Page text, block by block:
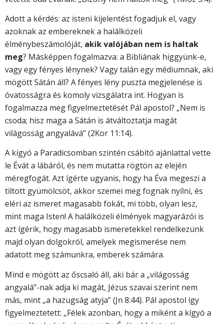
Adott a kérdés: az isteni kijelentést fogadjuk el, vagy
azoknak az embereknek a halálközeli
élménybeszámolóját, akik valójában nem is haltak
meg? Másképpen fogalmazva: a Bibliának higgyünk-e,
vagy egy fényes lénynek? Vagy talán egy médiumnak, aki
mögött Sátán áll? A fényes lény puszta megjelenése is
óvatosságra és komoly vizsgálatra int. Hogyan is
fogalmazza meg figyelmeztetését Pál apostol? „Nem is
csoda; hisz maga a Sátán is átváltoztatja magát
világosság angyalává” (2Kor 11:14).
A kígyó a Paradicsomban szintén csábító ajánlattal vette
le Évát a lábáról, és nem mutatta rögtön az elején
méregfogát. Azt ígérte ugyanis, hogy ha Éva megeszi a
tiltott gyümölcsöt, akkor szemei meg fognak nyílni, és
eléri az ismeret magasabb fokát, mi több, olyan lesz,
mint maga Isten! A halálközeli élmények magyarázói is
azt ígérik, hogy magasabb ismeretekkel rendelkezünk
majd olyan dolgokról, amelyek megismerése nem
adatott meg számunkra, emberek számára.
Mind e mögött az őscsaló áll, aki bár a „világosság
angyalá”-nak adja ki magát, Jézus szavai szerint nem
más, mint „a hazugság atyja” (Jn 8:44). Pál apostol így
figyelmeztetett: „Félek azonban, hogy a miként a kígyó a